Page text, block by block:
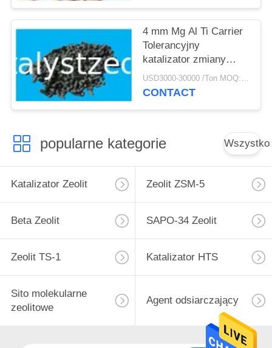
4 mm Mg Al Ti Carrier
Tolerancyjny
katalizator zmiany
biegów
USD3000-30000 /Ton MOQ:1 KG
CONTACT
popularne kategorie Wszystko
Katalizator Zeolit Zeolit ​​ZSM-5
Beta Zeolit SAPO-34 Zeolit
Zeolit ​​TS-1 Katalizator HTS
Sito molekularne
zeolitowe
Agent odsiarczający